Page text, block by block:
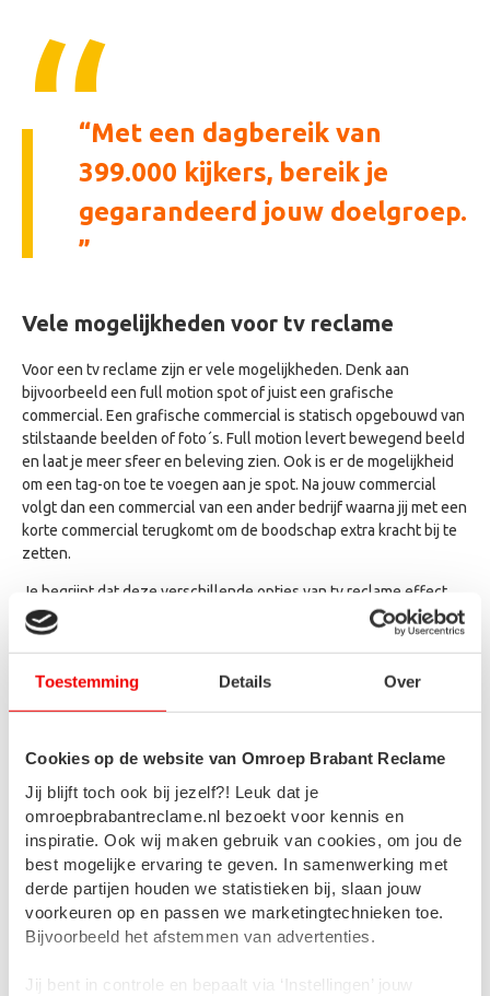
Toestemming Details Over
Cookies op de website van Omroep Brabant Reclame
Jij blijft toch ook bij jezelf?! Leuk dat je
omroepbrabantreclame.nl bezoekt voor kennis en
inspiratie. Ook wij maken gebruik van cookies, om jou de
best mogelijke ervaring te geven. In samenwerking met
derde partijen houden we statistieken bij, slaan jouw
voorkeuren op en passen we marketingtechnieken toe.
Bijvoorbeeld het afstemmen van advertenties.
Jij bent in controle en bepaalt via ‘Instellingen’ jouw
Met een dagbereik van
399.000 kijkers, bereik je
gegarandeerd jouw doelgroep.
Vele mogelijkheden voor tv reclame
Voor een tv reclame zijn er vele mogelijkheden. Denk aan
bijvoorbeeld een full motion spot of juist een grafische
commercial. Een grafische commercial is statisch opgebouwd van
stilstaande beelden of foto´s. Full motion levert bewegend beeld
en laat je meer sfeer en beleving zien. Ook is er de mogelijkheid
om een tag-on toe te voegen aan je spot. Na jouw commercial
volgt dan een commercial van een ander bedrijf waarna jij met een
korte commercial terugkomt om de boodschap extra kracht bij te
zetten.
Je begrijpt dat deze verschillende opties van tv reclame effect
hebben op de investering. Daarom bespreken we dit, en meer,
zorgvuldig tijdens een persoonlijk intakegesprek. Op basis van de
producent voor jou.
Externe productie specialisten
Zodra jouw wensen voor een tv reclame in kaart zijn gebracht,
regelt Omroep Brabant de overdracht naar de externe producent.
Dit besteden we uit aan een partij die daar zijn hoofdtaak van
heeft gemaakt. Zij zijn ware specialisten op dit gebied en zorgen
voor kwalitatief vakwerk. De productie van de tv reclame duurt
minimaal twee weken.
manier bij ons wordt aangeleverd, zodat wij het gemaakte